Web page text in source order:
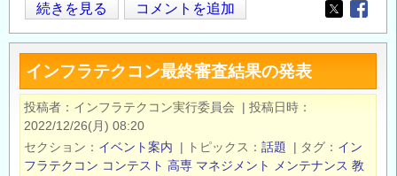
2
月
22
日】
都
市
づ
く
続きを見る コメントを追加
Opens in
インフラテクコン最終審査結果の発表
投稿者 インフラテクコン実行委員会 | 投稿日時
2022/12/26(月) 08:20
セクション
イベント案内 | トピックス 話題 | タグ
イン
フラテクコン コンテスト 高専 マネジメント メンテナンス 教